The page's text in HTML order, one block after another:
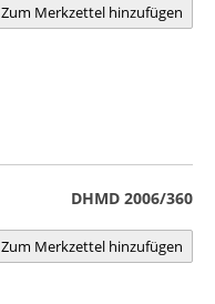
Zum Merkzettel hinzufügen
DHMD 2006/360
Zum Merkzettel hinzufügen